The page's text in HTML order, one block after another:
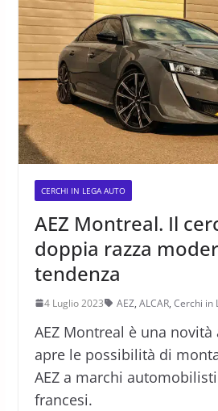
CERCHI IN LEGA AUTO
AEZ Montreal. Il
doppia razza
tendenza
4 Luglio 2023 AEZ, ALCAR, Cerchi in
AEZ Montreal è una
apre le possibilità di
AEZ a marchi
francesi.